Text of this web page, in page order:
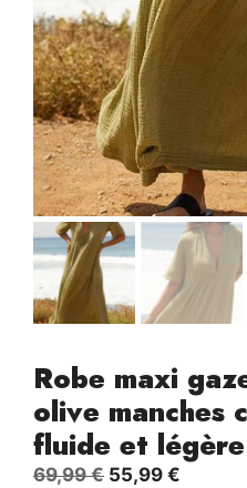
Robe maxi
olive manches
fluide et légère
69,99€ Le
55,99 €